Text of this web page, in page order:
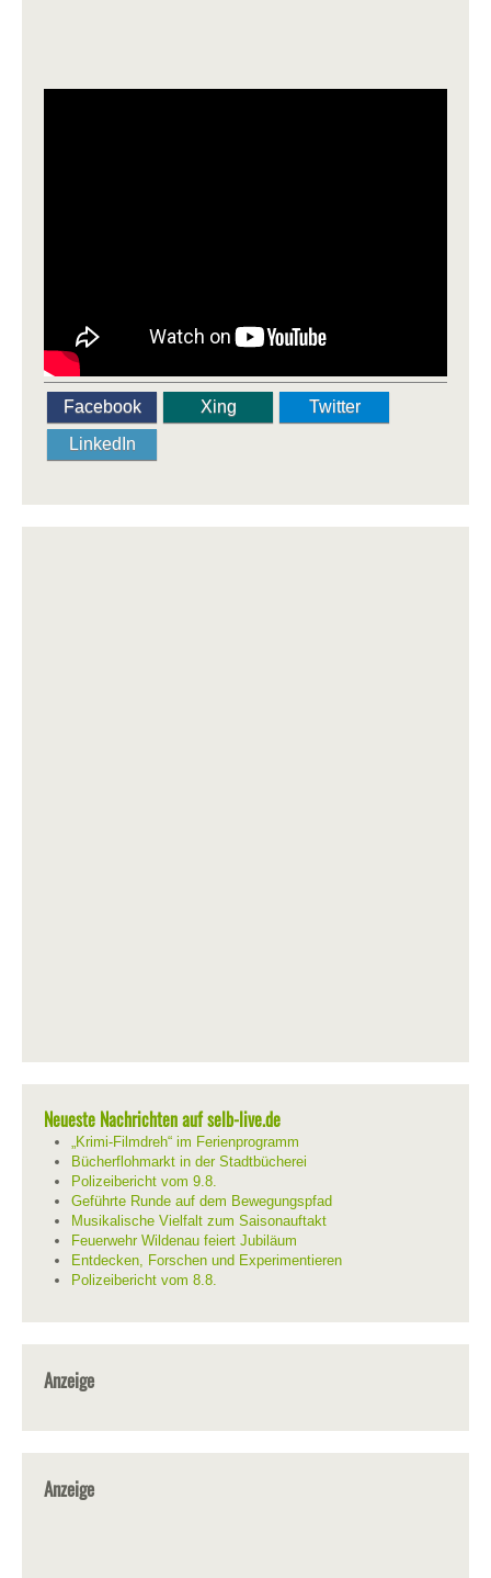
Facebook Xing
Twitter
LinkedIn
Neueste Nachrichten auf selb-live.de
„Krimi-Filmdreh“ im Ferienprogramm
Bücherflohmarkt in der Stadtbücherei
Polizeibericht vom 9.8.
Geführte Runde auf dem Bewegungspfad
Musikalische Vielfalt zum Saisonauftakt
Feuerwehr Wildenau feiert Jubiläum
Entdecken, Forschen und Experimentieren
Polizeibericht vom 8.8.
Anzeige
Anzeige